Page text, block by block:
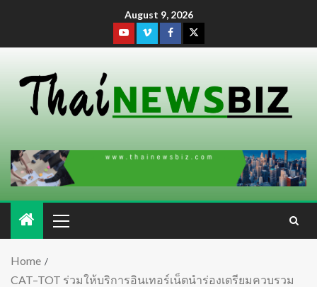
August 9, 2026
Home
CAT–TOT ร่วมให้บริการอินเทอร์เน็ตนำร่องเตรียมควบรวม